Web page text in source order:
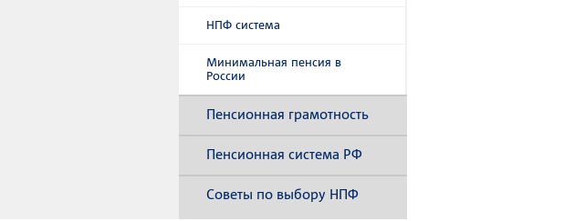
НПФ система
Минимальная пенсия в
России
Пенсионная грамотность
Пенсионная система РФ
Советы по выбору НПФ